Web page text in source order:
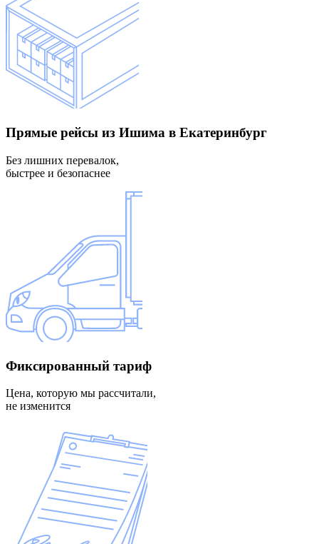
Прямые рейсы из Ишима в Екатеринбург
Без лишних перевалок,
быстрее и безопаснее
Фиксированный тариф
Цена, которую мы рассчитали,
не изменится